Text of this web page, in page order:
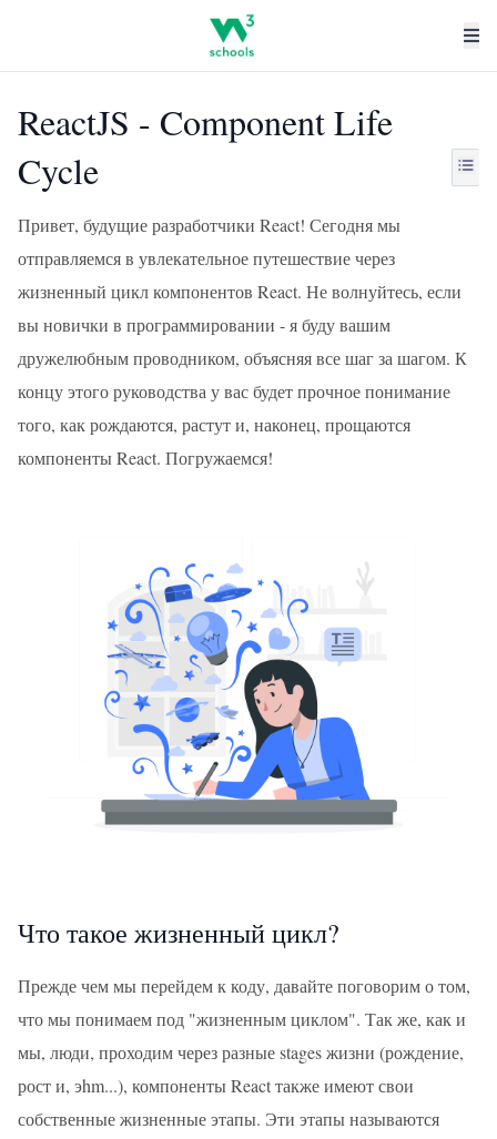
ReactJS - Component Life
Cycle
Привет, будущие разработчики React! Сегодня мы
отправляемся в увлекательное путешествие через
жизненный цикл компонентов React. Не волнуйтесь, если
вы новички в программировании - я буду вашим
дружелюбным проводником, объясняя все шаг за шагом. К
концу этого руководства у вас будет прочное понимание
того, как рождаются, растут и, наконец, прощаются
компоненты React. Погружаемся!
Что такое жизненный цикл?
Прежде чем мы перейдем к коду, давайте поговорим о том,
что мы понимаем под "жизненным циклом". Так же, как и
мы, люди, проходим через разные stages жизни (рождение,
рост и, эhm...), компоненты React также имеют свои
собственные жизненные этапы. Эти этапы называются